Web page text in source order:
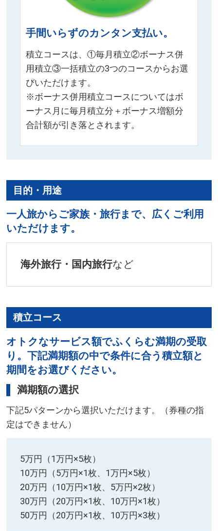
手間いらずのカンタン支払い。
積立コースは、①毎月積立②ボーナス併
用積立③一括積立の3つのコースからお選
びいただけます。
※ボーナス併用積立コースについてはボ
ーナス月に毎月積立分＋ボーナス増額分
合計額が引き落とされます。
目的・用途
一人旅からご家族・旅行まで、広くご利用
いただけます。
海外旅行・国内旅行など
積立コース
オトクなサービス額でふくらむ満期の受取
り。下記満期額の中で条件に合う積立額と
期間をお選びください。
満期額の選択
下記5パターンから選択いただけます。（券種の指
定はできません）
5万円（1万円×5枚）
10万円（5万円×1枚、1万円×5枚）
20万円（10万円×1枚、5万円×2枚）
30万円（20万円×1枚、10万円×1枚）
50万円（20万円×1枚、10万円×3枚）